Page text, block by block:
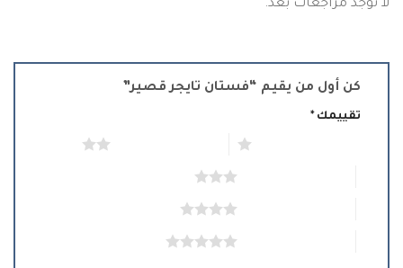
لا توجد مراجعات بعد.
كن أول من يقيم “فستان تايجر قصير”
تقييمك *